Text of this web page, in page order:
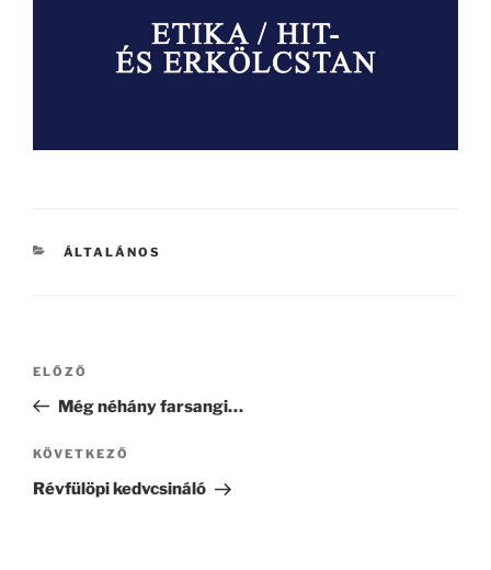
KATEGÓRIÁK
ÁLTALÁNOS
Bejegyzés
Korábbi
bejegyzés
ELŐZŐ
Még néhány farsangi…
Következő
bejegyzés
KÖVETKEZŐ
Révfülöpi kedvcsináló